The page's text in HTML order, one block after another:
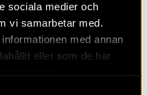
sociala medier och
vi samarbetar med.
med annan
eller som de har
minnen